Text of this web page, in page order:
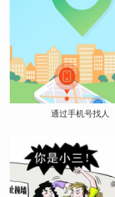
通过手机号找人